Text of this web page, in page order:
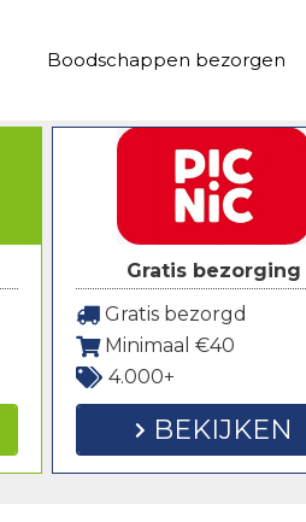
Boodschappen bezorgen
Gratis bezorging
Gratis bezorgd
Minimaal €40
4.000+
BEKIJKEN